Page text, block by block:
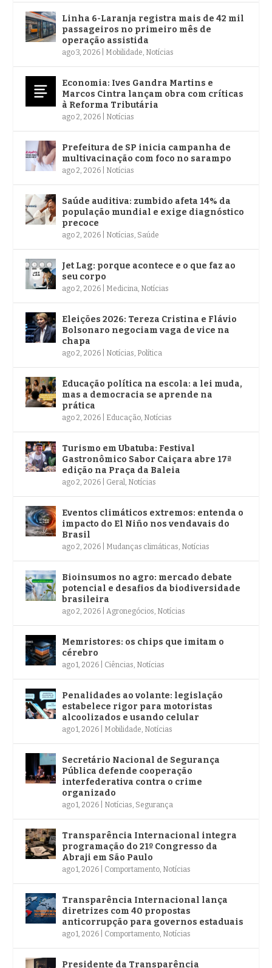
Linha 6-Laranja registra mais de 42 mil
passageiros no primeiro mês de
operação assistida
ago 3, 2026 Mobilidade Notícias
Economia: Ives Gandra Martins e
Marcos Cintra lançam obra com críticas
à Reforma Tributária
ago 2, 2026 Notícias
Prefeitura de SP inicia campanha de
multivacinação com foco no sarampo
ago 2, 2026 Notícias
Saúde auditiva: zumbido afeta 14% da
população mundial e exige diagnóstico
precoce
ago 2, 2026 Notícias Saúde
Jet Lag: porque acontece e o que faz ao
seu corpo
ago 2, 2026 Medicina Notícias
Eleições 2026: Tereza Cristina e Flávio
Bolsonaro negociam vaga de vice na
chapa
ago 2, 2026 Notícias Política
Educação política na escola: a lei muda,
mas a democracia se aprende na
prática
ago 2, 2026 Educação Notícias
Turismo em Ubatuba: Festival
Gastronômico Sabor Caiçara abre 17ª
edição na Praça da Baleia
ago 2, 2026 Geral Notícias
Eventos climáticos extremos: entenda o
impacto do El Niño nos vendavais do
Brasil
ago 2, 2026 Mudanças climáticas Notícias
Bioinsumos no agro: mercado debate
potencial e desafios da biodiversidade
brasileira
ago 2, 2026 Agronegócios Notícias
Memristores: os chips que imitam o
cérebro
ago 1, 2026 Ciências Notícias
Penalidades ao volante: legislação
estabelece rigor para motoristas
alcoolizados e usando celular
ago 1, 2026 Mobilidade Notícias
Secretário Nacional de Segurança
Pública defende cooperação
interfederativa contra o crime
organizado
ago 1, 2026 Notícias Segurança
Transparência Internacional integra
programação do 21º Congresso da
Abraji em São Paulo
ago 1, 2026 Comportamento Notícias
Transparência Internacional lança
diretrizes com 40 propostas
anticorrupção para governos estaduais
ago 1, 2026 Comportamento Notícias
Presidente da Transparência